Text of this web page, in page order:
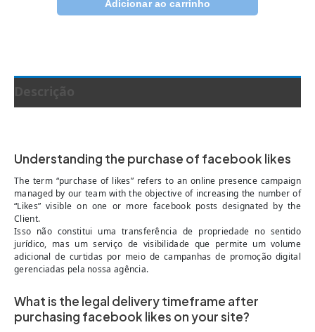
Adicionar ao carrinho
Descrição
Understanding the purchase of facebook likes
The term “purchase of likes” refers to an online presence campaign
managed by our team with the objective of increasing the number of
“Likes” visible on one or more facebook posts designated by the
Client.
Isso não constitui uma transferência de propriedade no sentido
jurídico, mas um serviço de visibilidade que permite um volume
adicional de curtidas por meio de campanhas de promoção digital
gerenciadas pela nossa agência.
What is the legal delivery timeframe after
purchasing facebook likes on your site?